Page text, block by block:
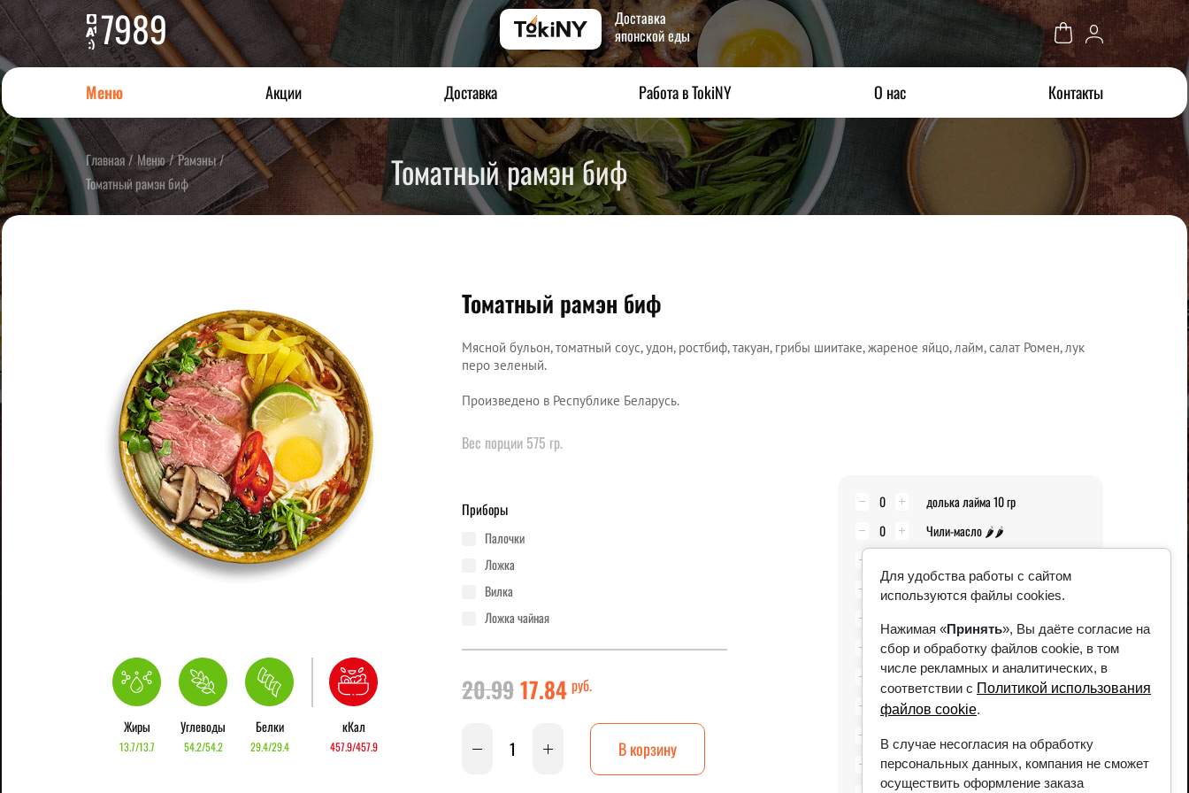
Для удобства работы с сайтом
используются файлы cookies.
Нажимая «Принять», Вы даёте согласие на
сбор и обработку файлов cookie, в том
числе рекламных и аналитических, в
соответствии с Политикой использования
файлов cookie.
В случае несогласия на обработку
персональных данных, компания не сможет
осуществить оформление заказа
7989
Доставка
японской еды
Меню Акции Доставка Работа в TokiNY О нас Контакты
Главная/ Меню/Рамэны/
Томатный рамэн биф
Томатный рамэн биф
Жиры
13.7/13.7
Углеводы
54.2/54.2
Белки
29.4/29.4
кКал
457.9/457.9
Томатный рамэн биф
Мясной бульон, томатный соус, удон, ростбиф, такуан, грибы шиитаке, жареное яйцо, лайм, салат Ромен, лук
перо зеленый.
Произведено в Республике Беларусь.
Вес порции 575 гр.
Приборы
палочки
ложка
вилка
ложка чайная
20.9917.84 руб.
В корзину
0
долька лайма 10 гр
0
Чили-масло 🌶🌶
0
арахис жареный 10 гр
0
тигровые креветки 40 гр
0
цыпленок 40 гр
0
свинина чашу 40 гр
0
0
ростбиф 40 гр